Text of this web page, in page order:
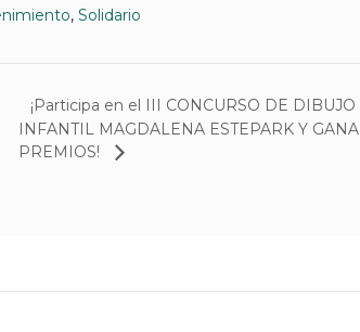
, Solidario
¡Participa en el III CONCURSO DE DIBUJO
INFANTIL MAGDALENA ESTEPARK Y GANA
PREMIOS!